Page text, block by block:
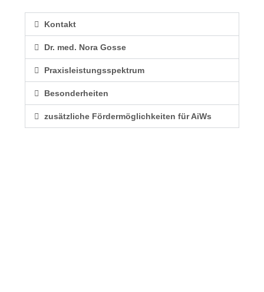
Kontakt
Dr. med. Nora Gosse
Praxisleistungsspektrum
Besonderheiten
zusätzliche Fördermöglichkeiten für AiWs